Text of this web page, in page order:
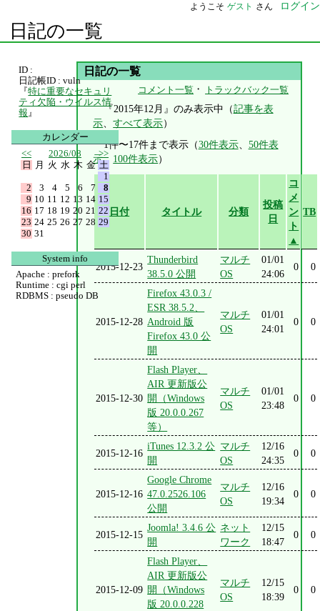
ようこそ ゲスト さん ログイン
日記の一覧
日記の一覧
コメント一覧 ・ トラックバック一覧
『2015年12月』のみ表示中（記事を表
示、すべて表示）
1件〜17件まで表示（30件表示、 50件表
示、 100件表示）
日付 タイトル 分類
投稿
日
コ
メ
ン
ト
▲
TB
2015-12-23
Thunderbird
38.5.0 公開
マルチ
OS
01/01
24:06
0 0
2015-12-28
Firefox 43.0.3 /
ESR 38.5.2、
Android 版
Firefox 43.0 公
開
マルチ
OS
01/01
24:01
0 0
2015-12-30
Flash Player、
AIR 更新版公
開（Windows
版 20.0.0.267
等）
マルチ
OS
01/01
23:48
0 0
2015-12-16
iTunes 12.3.2 公
開
マルチ
OS
12/16
24:35
0 0
2015-12-16
Google Chrome
47.0.2526.106
公開
マルチ
OS
12/16
19:34
0 0
2015-12-15
Joomla! 3.4.6 公
開
ネット
ワーク
12/15
18:47
0 0
2015-12-09
Flash Player、
AIR 更新版公
開（Windows
版 20.0.0.228
マルチ
OS
12/15
18:39
0 0
ID :
日記帳ID : vuln
『特に重要なセキュリ
ティ欠陥・ウイルス情
報 』
カレンダー
<<
2026/08
>>
日
月 火 水 木 金 土
1
2
3 4 5 6 7
8
9 10 11 12 13 14 15
16 17 18 19 20 21 22
23 24 25 26 27 28 29
30 31
System info
Apache : prefork
Runtime : cgi perl
RDBMS : pseudo DB